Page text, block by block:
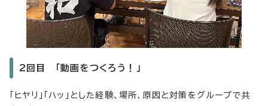
2回目 「動画をつくろう！」
「ヒヤリ」「ハッ」とした経験、場所、原因と対策をグループで共